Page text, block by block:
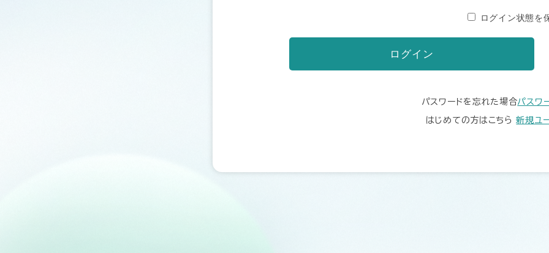
ログイン状態を
パスワードを忘れた場合パスワ
はじめての方はこちら新規ユ